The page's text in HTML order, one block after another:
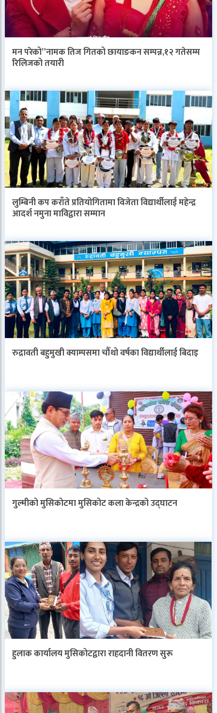
मन परेको”नामक तिज गितको छायाङकन सम्पन्न,१२ गतेसम्म
रिलिजको तयारी
लुम्बिनी कप कराँते प्रतियोगितामा विजेता विद्यार्थीलाई महेन्द्र
आदर्श नमुना माविद्वारा सम्मान
रुद्रावती बहुमुखी क्याम्पसमा चौँथो वर्षका विद्यार्थीलाई बिदाइ
गुल्मीको मुसिकोटमा मुसिकोट कला केन्द्रको उद्घाटन
हुलाक कार्यालय मुसिकोटद्वारा राहदानी वितरण सुरू